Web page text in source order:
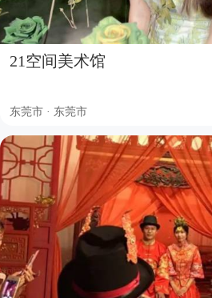
21空间美术馆
东莞市 · 东莞市